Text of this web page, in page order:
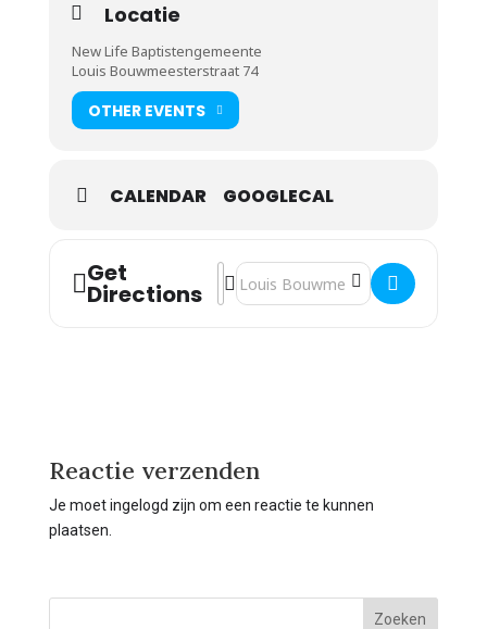
Locatie
New Life Baptistengemeente
Louis Bouwmeesterstraat 74
OTHER EVENTS
CALENDAR GOOGLECAL
Get
Directions
Address - Tom van Hoogstraten
Destination Address - Tom van
Reactie verzenden
Je moet ingelogd zijn om een reactie te kunnen
plaatsen.
Zoeken